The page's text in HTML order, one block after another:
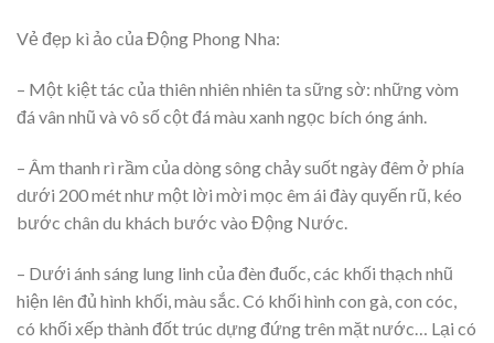
Vẻ đẹp kì ảo của Động Phong Nha:
– Một kiệt tác của thiên nhiên nhiên ta sững sờ: những vòm
đá vân nhũ và vô số cột đá màu xanh ngọc bích óng ánh.
– Âm thanh rì rầm của dòng sông chảy suốt ngày đêm ở phía
dưới 200 mét như một lời mời mọc êm ái đày quyến rũ, kéo
bước chân du khách bước vào Động Nước.
– Dưới ánh sáng lung linh của đèn đuốc, các khối thạch nhũ
hiện lên đủ hình khối, màu sắc. Có khối hình con gà, con cóc,
có khối xếp thành đốt trúc dựng đứng trên mặt nước… Lại có